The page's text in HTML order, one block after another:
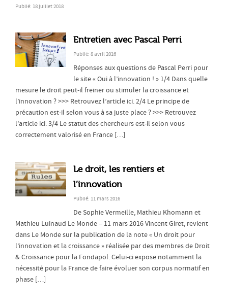
Publié: 18 juillet 2018
Entretien avec Pascal Perri
Publié: 8 avril 2016
Réponses aux questions de Pascal Perri pour
le site « Oui à l’innovation ! » 1/4 Dans quelle
mesure le droit peut-il freiner ou stimuler la croissance et
l’innovation ? >>> Retrouvez l’article ici. 2/4 Le principe de
précaution est-il selon vous à sa juste place ? >>> Retrouvez
l’article ici. 3/4 Le statut des chercheurs est-il selon vous
correctement valorisé en France […]
Le droit, les rentiers et
l’innovation
Publié: 11 mars 2016
De Sophie Vermeille, Mathieu Khomann et
Mathieu Luinaud Le Monde – 11 mars 2016 Vincent Giret, revient
dans Le Monde sur la publication de la note « Un droit pour
l’innovation et la croissance » réalisée par des membres de Droit
& Croissance pour la Fondapol. Celui-ci expose notamment la
nécessité pour la France de faire évoluer son corpus normatif en
phase […]